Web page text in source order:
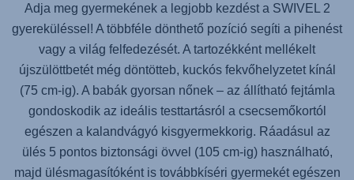
Adja meg gyermekének a legjobb kezdést a SWIVEL 2
gyereküléssel! A többféle dönthető pozíció segíti a pihenést
vagy a világ felfedezését. A tartozékként mellékelt
újszülöttbetét még döntötteb, kuckós fekvőhelyzetet kínál
(75 cm-ig). A babák gyorsan nőnek – az állítható fejtámla
gondoskodik az ideális testtartásról a csecsemőkortól
egészen a kalandvágyó kisgyermekkorig. Ráadásul az
ülés 5 pontos biztonsági övvel (105 cm-ig) használható,
majd ülésmagasítóként is továbbkíséri gyermekét egészen